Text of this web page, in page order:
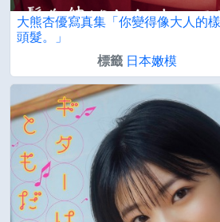
大熊杏優寫真集「你變得像大人的
頭髮。」
標籤 日本嫩模